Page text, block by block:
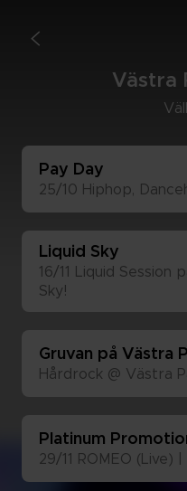
<
Väst­ra
Pay Day
25/10 Hip­hop,
Liquid Sky
16/11 Liquid Ses­sion
Sky!
Gru­van på Väst­ra
Hård­rock @ Väst­ra
Pla­ti­num
29/11 RO­MEO (Live)